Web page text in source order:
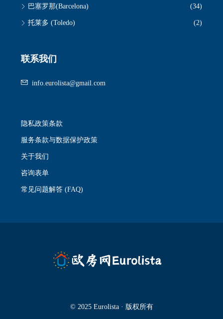
巴塞罗那(Barcelona) (34)
托莱多 (Toledo) (2)
联系我们
info.eurolista@gmail.com
隐私政策条款
服务条款与数据保护政策
关于我们
咨询表单
常见问题解答 (FAQ)
© 2025 Eurolista · 版权所有